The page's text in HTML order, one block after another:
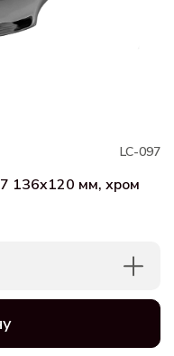
LC-097
136x120 мм, хром